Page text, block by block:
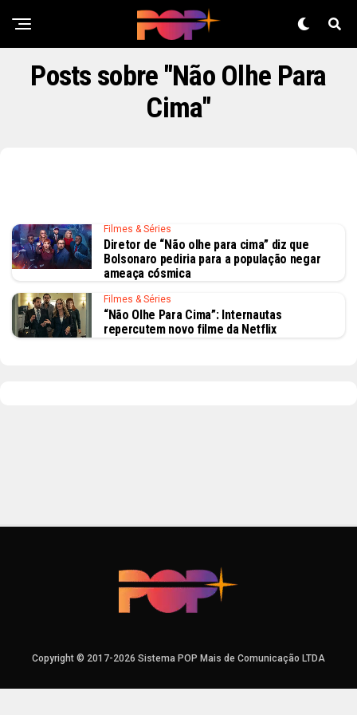
Posts sobre "Não Olhe Para
Cima"
Filmes & Séries
Diretor de “Não olhe para cima” diz que
Bolsonaro pediria para a população negar
ameaça cósmica
Filmes & Séries
“Não Olhe Para Cima”: Internautas
repercutem novo filme da Netflix
Copyright © 2017-2026 Sistema POP Mais de Comunicação LTDA